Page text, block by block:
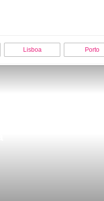
Lisboa Porto